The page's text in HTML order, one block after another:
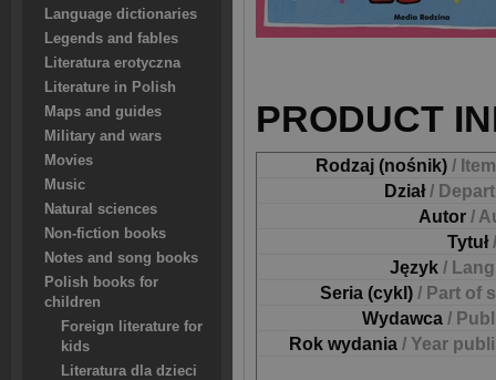
Language dictionaries
Legends and fables
Literatura erotyczna
Literature in Polish
Maps and guides
Military and wars
Movies
Music
Natural sciences
Non-fiction books
Notes and song books
Polish books for
children
Foreign literature for
kids
Literatura dla dzieci
PRODUCT
Rodzaj (nośnik) /
Dział/
Autor /
Tytuł
Język /
Seria (cykl) / Part of
Wydawca /
Rok wydania / Year